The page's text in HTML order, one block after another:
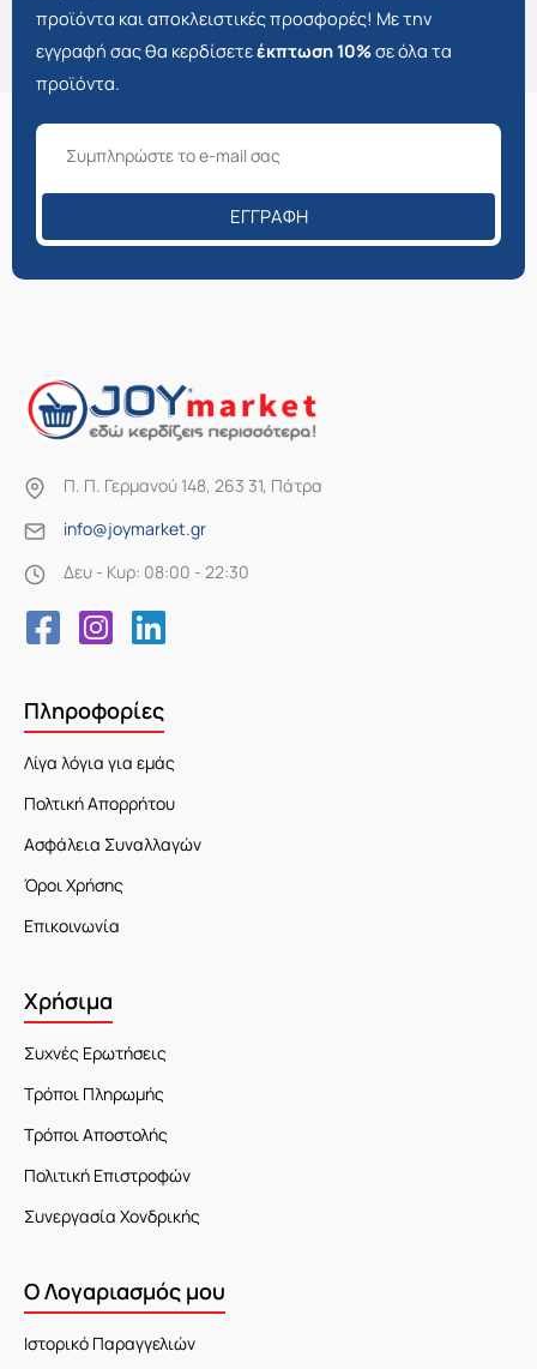
προϊόντα και αποκλειστικές προσφορές! Με την
εγγραφή σας θα κερδίσετεέκπτωση 10%σε όλα τα
προϊόντα.
ΕΓΓΡΑΦΉ
Π. Π. Γερμανού 148, 263 31, Πάτρα
info@joymarket.gr
Δευ - Κυρ: 08:00 - 22:30
Πληροφορίες
Λίγα λόγια για εμάς
Πολτική Απορρήτου
Ασφάλεια Συναλλαγών
Όροι Χρήσης
Επικοινωνία
Χρήσιμα
Συχνές Ερωτήσεις
Τρόποι Πληρωμής
Τρόποι Αποστολής
Πολιτική Επιστροφών
Συνεργασία Χονδρικής
Ο Λογαριασμός μου
Ιστορικό Παραγγελιών